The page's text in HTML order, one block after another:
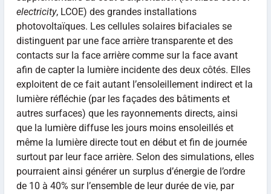
electricity, LCOE) des grandes installations
photovoltaïques. Les cellules solaires bifaciales se
distinguent par une face arrière transparente et des
contacts sur la face arrière comme sur la face avant
afin de capter la lumière incidente des deux côtés. Elles
exploitent de ce fait autant l’ensoleillement indirect et la
lumière réfléchie (par les façades des bâtiments et
autres surfaces) que les rayonnements directs, ainsi
que la lumière diffuse les jours moins ensoleillés et
même la lumière directe tout en début et fin de journée
surtout par leur face arrière. Selon des simulations, elles
pourraient ainsi générer un surplus d’énergie de l’ordre
de 10 à 40% sur l’ensemble de leur durée de vie, par